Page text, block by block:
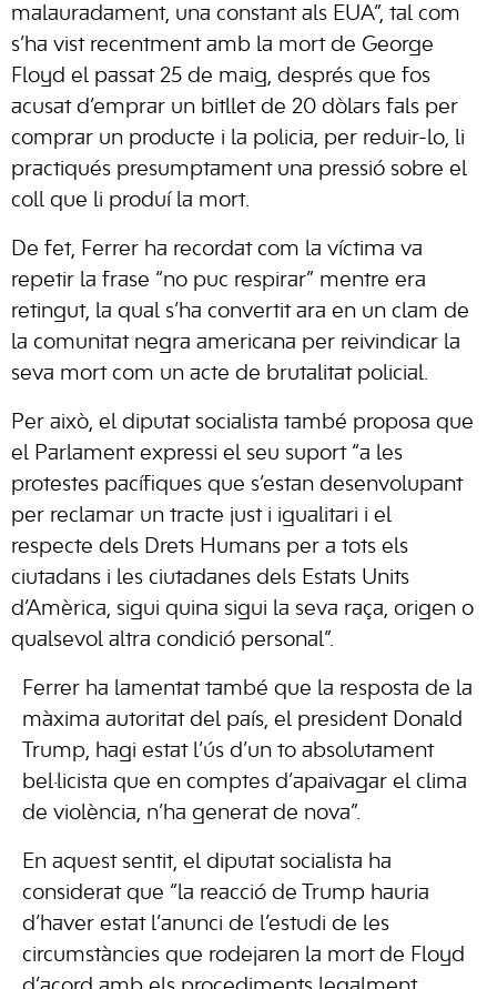
malauradament, una constant als EUA”, tal com
s’ha vist recentment amb la mort de George
Floyd el passat 25 de maig, després que fos
acusat d’emprar un bitllet de 20 dòlars fals per
comprar un producte i la policia, per reduir-lo, li
practiqués presumptament una pressió sobre el
coll que li produí la mort.
De fet, Ferrer ha recordat com la víctima va
repetir la frase “no puc respirar” mentre era
retingut, la qual s’ha convertit ara en un clam de
la comunitat negra americana per reivindicar la
seva mort com un acte de brutalitat policial.
Per això, el diputat socialista també proposa que
el Parlament expressi el seu suport “a les
protestes pacífiques que s’estan desenvolupant
per reclamar un tracte just i igualitari i el
respecte dels Drets Humans per a tots els
ciutadans i les ciutadanes dels Estats Units
d’Amèrica, sigui quina sigui la seva raça, origen o
qualsevol altra condició personal”.
Ferrer ha lamentat també que la resposta de la
màxima autoritat del país, el president Donald
Trump, hagi estat l’ús d’un to absolutament
bel·licista que en comptes d’apaivagar el clima
de violència, n’ha generat de nova”.
En aquest sentit, el diputat socialista ha
considerat que “la reacció de Trump hauria
d’haver estat l’anunci de l’estudi de les
circumstàncies que rodejaren la mort de Floyd